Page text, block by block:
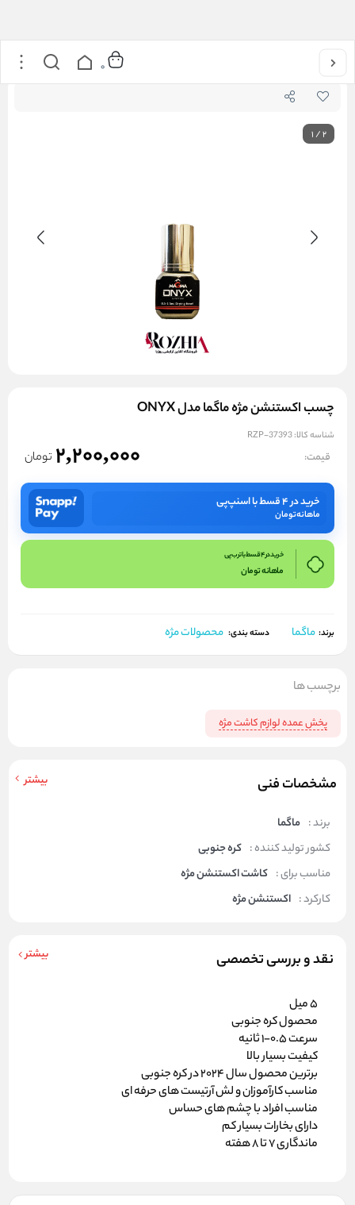
خانه 0
1/2
چسب اکستنشن مژه ماگما مدل ONYX
شناسه کالا:RZP-37393
قیمت: 2,200,000 تومان
خرید در ۴ قسط با اسنپ‌پی
ماهانهتومان
خرید در 4 قسط با ترب پی
ماهانهتومان
برند: ماگما دسته بندی: محصولات مژه
مشخصات فنی بیشتر
برند : ماگما
کشور تولید کننده : کره جنوبی
مناسب برای : کاشت اکستنشن مژه
کارکرد : اکستنشن مژه
نقد و بررسی تخصصی بیشتر
5 میل
محصول کره جنوبی
سرعت 0.5-1 ثانیه
کیفیت بسیار بالا
برترین محصول سال 2024 در کره جنوبی
مناسب کارآموزان و لش آرتیست های حرفه ای
مناسب افراد با چشم های حساس
دارای بخارات بسیار کم
ماندگاری 7 تا 8 هفته
برچسب ها
پخش عمده لوازم کاشت مژه